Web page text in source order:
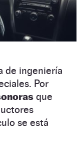
de ingeniería
Por
que
se está